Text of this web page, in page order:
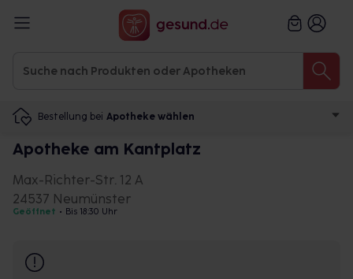
Bestellung bei Apotheke wählen
Apotheke am Kantplatz
Max-Richter-Str. 12 A
24537 Neumünster
Geöffnet • Bis 18:30 Uhr